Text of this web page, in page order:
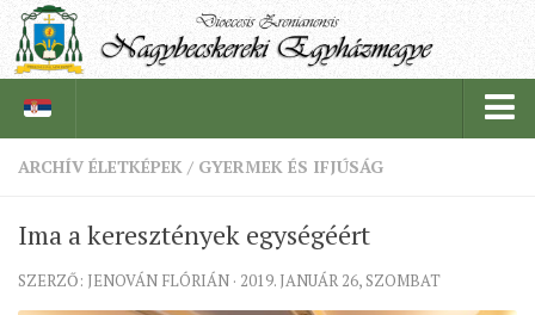
PÜSPÖK
TÖRTÉNELEM
ARCHÍV ÉLETKÉPEK / GYERMEK ÉS IFJÚSÁG
Ima a keresztények egységéért
SZERZŐ: JENOVÁN FLÓRIÁN · 2019. JANUÁR 26, SZOMBAT